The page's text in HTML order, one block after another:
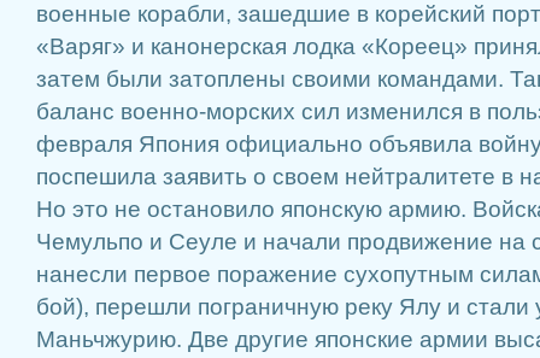
военные корабли, зашедшие в корейский
«Варяг» и канонерская лодка «Кореец»
затем были затоплены своими командами.
баланс военно-морских сил изменился в
февраля Япония официально объявила
поспешила заявить о своем нейтралитете в
Но это не остановило японскую армию.
Чемульпо и Сеуле и начали продвижение на
нанесли первое поражение сухопутным
бой), перешли пограничную реку Ялу и стали
Маньчжурию. Две другие японские армии